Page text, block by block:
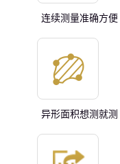
连续测量准确方便
异形面积想测就测